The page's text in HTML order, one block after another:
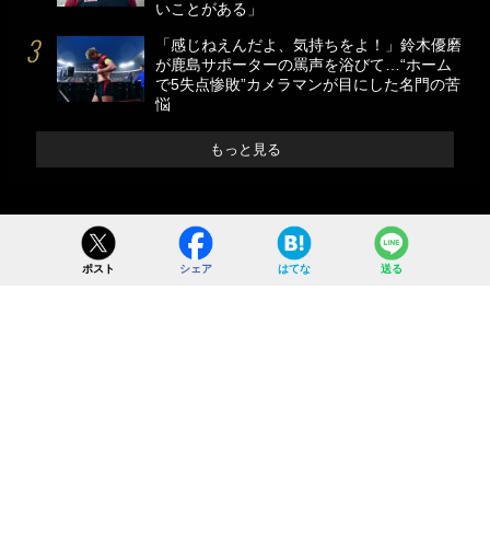
いことがある」
「感じねえんだよ、気持ちをよ！」鈴木優磨
が鹿島サポーターの罵声を浴びて…“ホーム
で5失点惨敗”カメラマンが目にした名門の苦
悩
もっと見る
ポスト シェア はてな 送る